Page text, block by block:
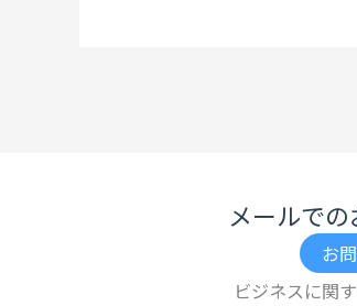
メールで
お
ビジネスに関